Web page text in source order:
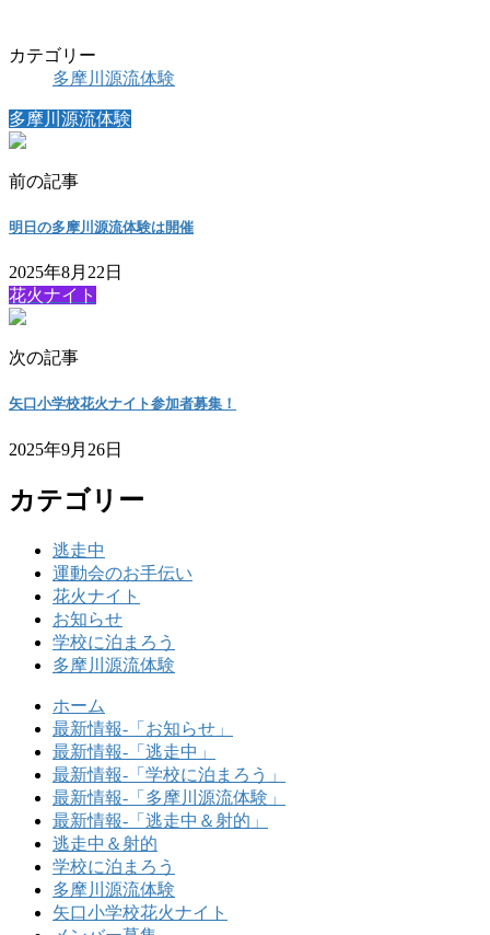
カテゴリー
多摩川源流体験
多摩川源流体験
前の記事
明日の多摩川源流体験は開催
2025年8月22日
花火ナイト
次の記事
矢口小学校花火ナイト参加者募集！
2025年9月26日
カテゴリー
逃走中
運動会のお手伝い
花火ナイト
お知らせ
学校に泊まろう
多摩川源流体験
ホーム
最新情報-「お知らせ」
最新情報-「逃走中」
最新情報-「学校に泊まろう」
最新情報-「多摩川源流体験」
最新情報-「逃走中＆射的」
逃走中＆射的
学校に泊まろう
多摩川源流体験
矢口小学校花火ナイト